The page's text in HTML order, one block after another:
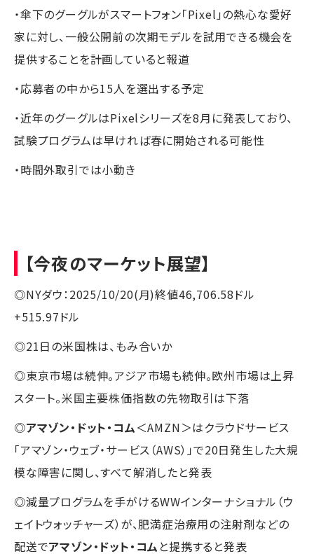
・傘下のグーグルがスマートフォン「Pixel」の熱心な愛好
家に対し、一般公開前の次期モデルを試用できる機会を
提供することを計画していると報道
・応募者の中から15人を選出する予定
・近年のグーグルはPixelシリーズを8月に発表しており、
試験プログラムは早ければ春に開始される可能性
・時間外取引では小動き
【今夜のマーケット展望】
◎NYダウ：2025/10/20(月)終値46,706.58ドル
+515.97ドル
◎21日の米国株は、もみ合いか
◎東京市場は続伸。アジア市場も続伸。欧州市場は上昇
スタート。米国主要株価指数の先物取引は下落
◎アマゾン・ドット・コム＜AMZN＞はクラウドサービス
「アマゾン・ウェブ・サービス（AWS）」で20日発生した大規
模な障害に関し、すべて解消したと発表
◎減量プログラムを手がけるWWインターナショナル（ウ
ェイトウォッチャーズ）が、肥満症治療用の注射剤などの
配送でアマゾン・ドット・コム と提携すると発表